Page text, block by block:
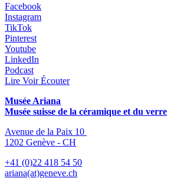
Facebook
Instagram
TikTok
Pinterest
Youtube
LinkedIn
Podcast
Lire Voir Écouter
Musée Ariana
Musée suisse de la céramique et du verre
Avenue de la Paix 10
1202 Genève - CH
+41 (0)22 418 54 50
ariana(at)geneve.ch